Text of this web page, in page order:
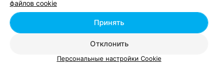
Персональные настройки cookie
Обработка персональных данных
© 2026 ООО «Артокс Лаб», УНП 191700409, регистрирующий орган -
файлов cookie
Отклонить
Принять
Персональные настройки Cookie